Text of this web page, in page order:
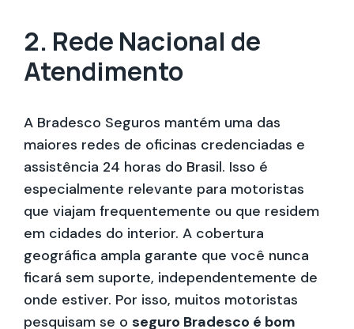
2. Rede Nacional de
Atendimento
A Bradesco Seguros mantém uma das
maiores redes de oficinas credenciadas e
assistência 24 horas do Brasil. Isso é
especialmente relevante para motoristas
que viajam frequentemente ou que residem
em cidades do interior. A cobertura
geográfica ampla garante que você nunca
ficará sem suporte, independentemente de
onde estiver. Por isso, muitos motoristas
pesquisam se o seguro Bradesco é bom